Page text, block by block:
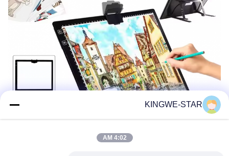
KINGWE-STAR
4:02 AM